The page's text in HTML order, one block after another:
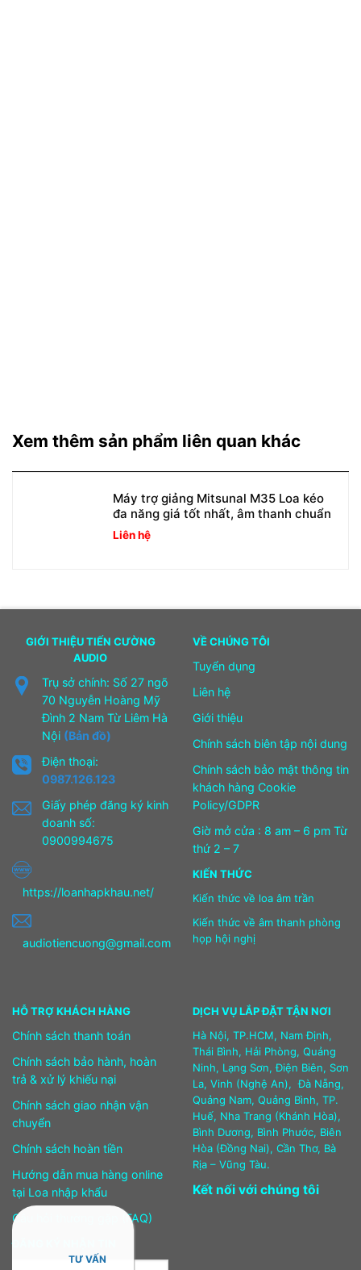
Xem thêm sản phẩm liên quan khác
Máy trợ giảng Mitsunal M35 Loa kéo
đa năng giá tốt nhất, âm thanh chuẩn
Liên hệ
GIỚI THIỆU TIẾN CƯỜNG
AUDIO
Trụ sở chính: Số 27 ngõ
70 Nguyễn Hoàng Mỹ
Đình 2 Nam Từ Liêm Hà
Nội (Bản đồ)
Điện thoại:
0987.126.123
Giấy phép đăng ký kinh
doanh số:
0900994675
https://loanhapkhau.net/
audiotiencuong@gmail.com
VỀ CHÚNG TÔI
Tuyển dụng
Liên hệ
Giới thiệu
Chính sách biên tập nội dung
Chính sách bảo mật thông tin
khách hàng Cookie
Policy/GDPR
Giờ mở cửa : 8 am – 6 pm Từ
thứ 2 – 7
KIẾN THỨC
Kiến thức về loa âm trần
Kiến thức về âm thanh phòng
họp hội nghị
HỖ TRỢ KHÁCH HÀNG
Chính sách thanh toán
Chính sách bảo hành, hoàn
trả & xử lý khiếu nại
Chính sách giao nhận vận
chuyển
Chính sách hoàn tiền
Hướng dẫn mua hàng online
tại Loa nhập khẩu
Câu hỏi thường gặp (FAQ)
DỊCH VỤ LẮP ĐẶT TẬN NƠI
Hà Nội, TP.HCM, Nam Định,
Thái Bình, Hải Phòng, Quảng
Ninh, Lạng Sơn, Điện Biên, Sơn
La, Vinh (Nghệ An), Đà Nẵng,
Quảng Nam, Quảng Bình, TP.
Huế, Nha Trang (Khánh Hòa),
Bình Dương, Bình Phước, Biên
Hòa (Đồng Nai), Cần Thơ, Bà
Rịa – Vũng Tàu.
Kết nối với chúng tôi
TƯ VẤN